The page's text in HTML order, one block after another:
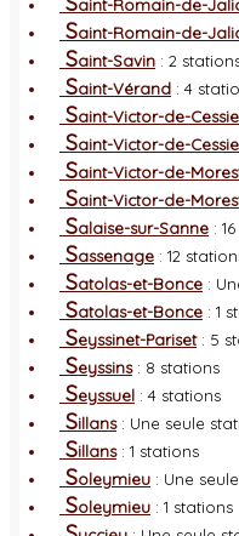
aint-Romain-de-
Saint-Romain-de-
Saint-Savin : 2
Saint-Vérand : 4
Saint-Victor-de-
Saint-Victor-de-
Saint-Victor-de-
Saint-Victor-de-
Salaise-sur-Sanne :
Sassenage : 12
Satolas-et-Bonce :
Satolas-et-Bonce : 1
Seyssinet-Pariset: 5
Seyssins: 8 stations
Seyssuel : 4 stations
Sillans: Une seule
Sillans: 1 stations
Soleymieu : Une
Soleymieu : 1 stations